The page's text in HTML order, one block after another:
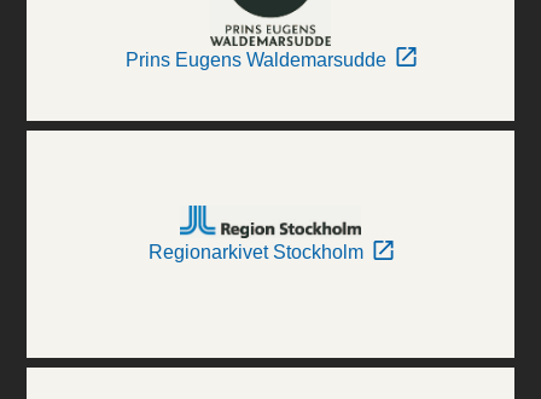
Prins Eugens Waldemarsudde
Regionarkivet Stockholm